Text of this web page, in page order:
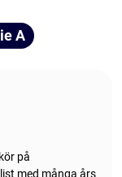
A
på
med många års